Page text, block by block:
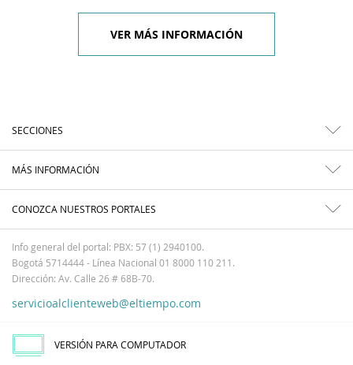
VER MÁS INFORMACIÓN
SECCIONES
MÁS INFORMACIÓN
CONOZCA NUESTROS PORTALES
Info general del portal: PBX: 57 (1) 2940100.
Bogotá 5714444 - Línea Nacional 01 8000 110 211.
Dirección: Av. Calle 26 # 68B-70.
servicioalclienteweb@eltiempo.com
VERSIÓN PARA COMPUTADOR